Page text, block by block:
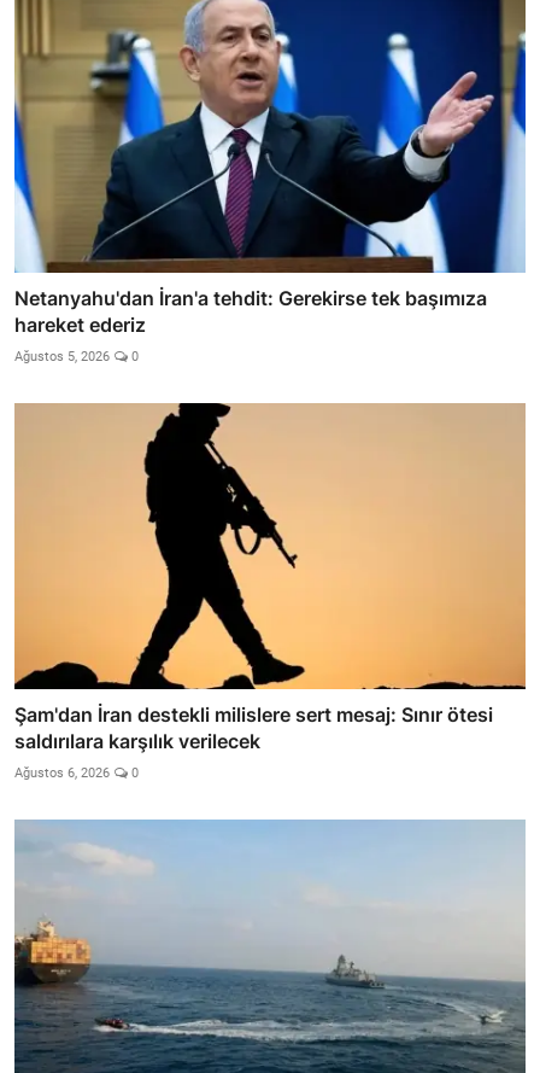
Netanyahu'dan İran'a tehdit: Gerekirse tek başımıza
hareket ederiz
Ağustos 5, 2026 0
Şam'dan İran destekli milislere sert mesaj: Sınır ötesi
saldırılara karşılık verilecek
Ağustos 6, 2026 0